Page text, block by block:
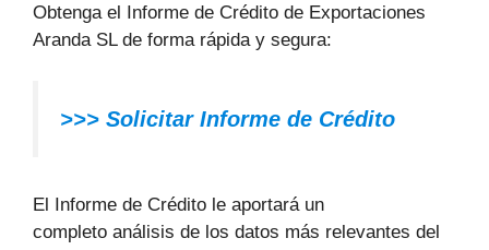
Obtenga el Informe de Crédito de Exportaciones
Aranda SL de forma rápida y segura:
>>> Solicitar Informe de Crédito
El Informe de Crédito le aportará un
completo análisis de los datos más relevantes del